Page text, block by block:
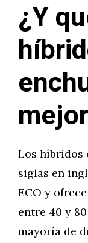
¿Y
Los híbridos
siglas en
ECO y
entre 40 y
mayoría de